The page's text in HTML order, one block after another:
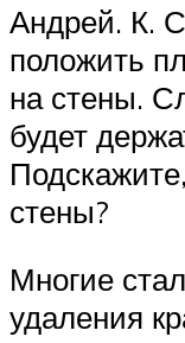
Андрей. К.
положить
на стены.
будет
стены?
Многие
удаления